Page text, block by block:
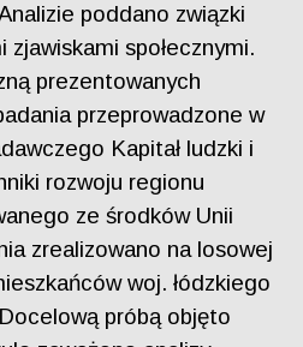
poddano związki
zjawiskami społecznymi.
prezentowanych
przeprowadzone w
Kapitał ludzki i
rozwoju regionu
ze środków Unii
zrealizowano na losowej
woj. łódzkiego
próbą objęto